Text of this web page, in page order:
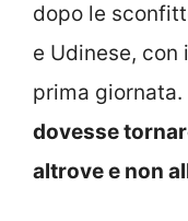
dopo le
e Udinese,
prima giornata.
dovesse
altrove e non